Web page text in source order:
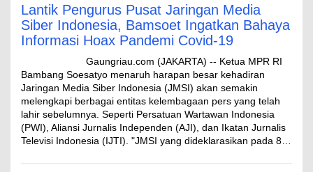
Lantik Pengurus Pusat Jaringan Media
Siber Indonesia, Bamsoet Ingatkan Bahaya
Informasi Hoax Pandemi Covid-19
Gaungriau.com (JAKARTA) -- Ketua MPR RI
Bambang Soesatyo menaruh harapan besar kehadiran
Jaringan Media Siber Indonesia (JMSI) akan semakin
melengkapi berbagai entitas kelembagaan pers yang telah
lahir sebelumnya. Seperti Persatuan Wartawan Indonesia
(PWI), Aliansi Jurnalis Independen (AJI), dan Ikatan Jurnalis
Televisi Indonesia (IJTI). "JMSI yang dideklarasikan pada 8…